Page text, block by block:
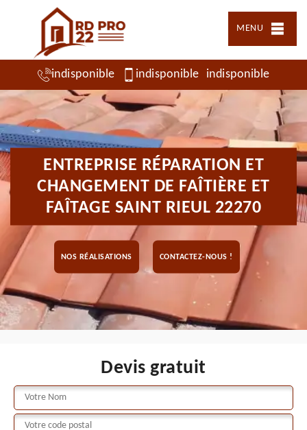
MENU
indisponible indisponible indisponible
ENTREPRISE RÉPARATION ET
CHANGEMENT DE FAÎTIÈRE ET
FAÎTAGE SAINT RIEUL 22270
NOS RÉALISATIONS CONTACTEZ-NOUS !
Devis gratuit